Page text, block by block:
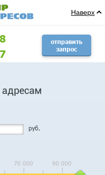
Наверх
отправить
запрос
руб.
70 000 90 000